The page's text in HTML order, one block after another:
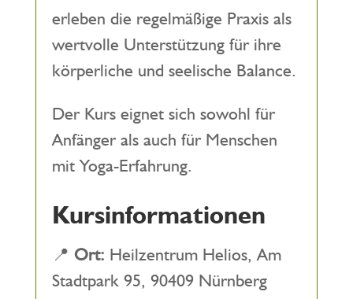
erleben die regelmäßige Praxis als
wertvolle Unterstützung für ihre
körperliche und seelische Balance.
Der Kurs eignet sich sowohl für
Anfänger als auch für Menschen
mit Yoga-Erfahrung.
Kursinformationen
📍 Ort: Heilzentrum Helios, Am
Stadtpark 95, 90409 Nürnberg